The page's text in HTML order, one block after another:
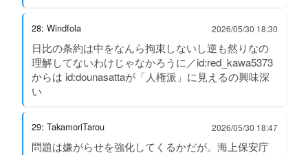
28: Windfola 2026/05/30 18:30
日比の条約は中をなんら拘束しないし逆も然りなの
理解してないわけじゃなかろうに／id:red_kawa5373
からは id:dounasattaが「人権派」に見えるの興味深
い
29: TakamoriTarou 2026/05/30 18:47
問題は嫌がらせを強化してくるかだが。海上保安庁